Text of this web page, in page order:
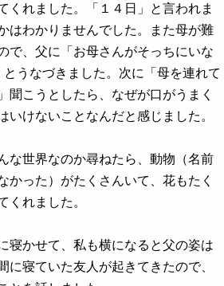
くれました。「１４日」と言われま
はわかりませんでした。また母が難
で、父に「お母さんがそっちにいな
とうなづきました。次に「母を連れて
聞こうとしたら、なぜが口がうまく
いけないことなんだと感じました。
な世界なのか尋ねたら、動物（名前
かった）がたくさんいて、花もたく
くれました。
寝かせて、私も横になると父の姿は
に寝ていた友人が起きてきたので、